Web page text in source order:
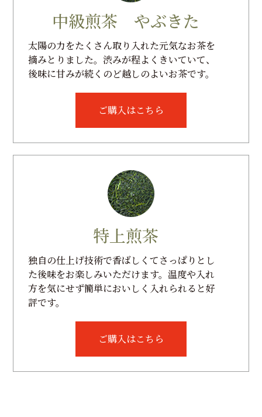
中級煎茶 やぶきた
太陽の力をたくさん取り入れた元気なお茶を
摘みとりました。渋みが程よくきいていて、
後味に甘みが続くのど越しのよいお茶です。
ご購入はこちら
特上煎茶
独自の仕上げ技術で香ばしくてさっぱりとし
た後味をお楽しみいただけます。温度や入れ
方を気にせず簡単においしく入れられると好
評です。
ご購入はこちら